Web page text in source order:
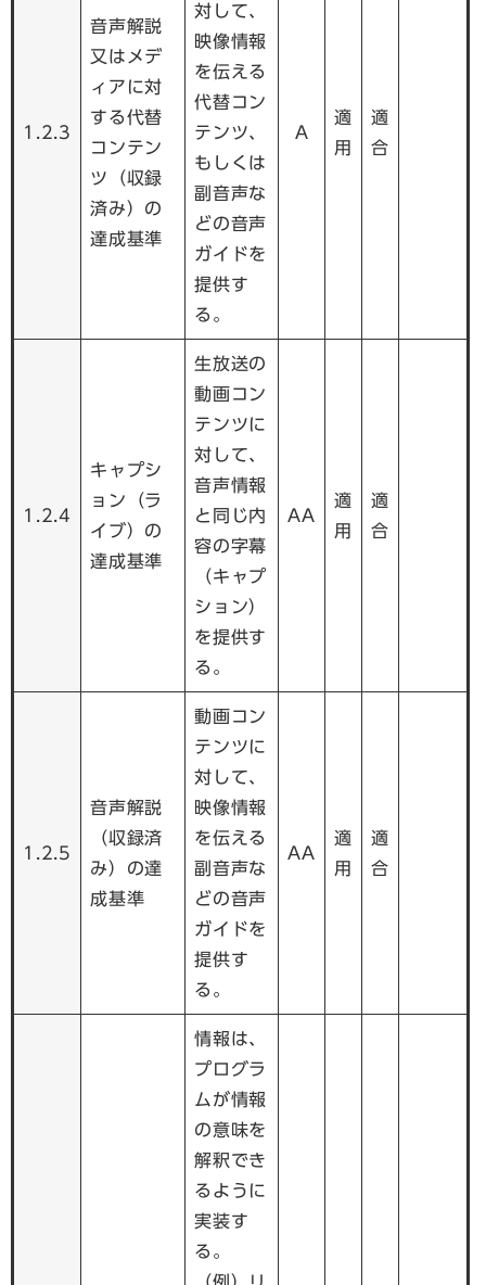
1.2.3
音声解説
又はメデ
ィアに対
する代替
コンテン
ツ（収録
済み）の
達成基準
対して、
映像情報
を伝える
代替コン
テンツ、
もしくは
副音声な
どの音声
ガイドを
提供す
る。
A
適
用
適
合
1.2.4
キャプシ
ョン（ラ
イブ）の
達成基準
生放送の
動画コン
テンツに
対して、
音声情報
と同じ内
容の字幕
（キャプ
ション）
を提供す
る。
AA
適
用
適
合
1.2.5
音声解説
（収録済
み）の達
成基準
動画コン
テンツに
対して、
映像情報
を伝える
副音声な
どの音声
ガイドを
提供す
る。
AA
適
用
適
合
情報は、
プログラ
ムが情報
の意味を
解釈でき
るように
実装す
る。